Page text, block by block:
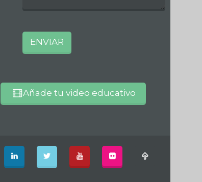
Añade tu video educativo